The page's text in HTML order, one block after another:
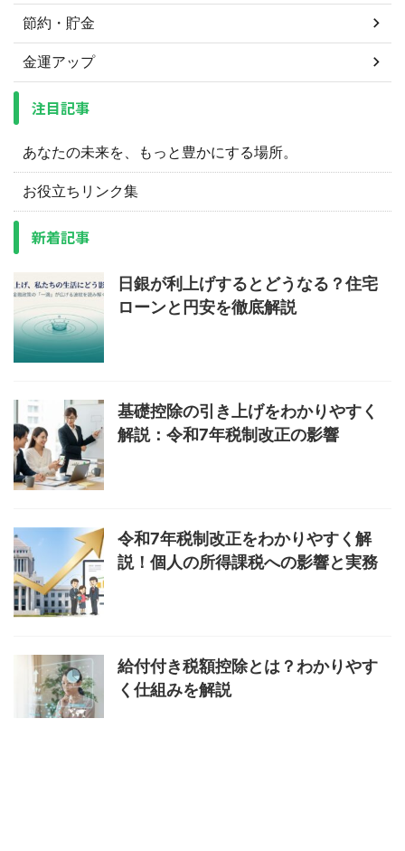
節約・貯金
金運アップ
注目記事
あなたの未来を、もっと豊かにする場所。
お役立ちリンク集
新着記事
日銀が利上げするとどうなる？住宅
ローンと円安を徹底解説
基礎控除の引き上げをわかりやすく
解説：令和7年税制改正の影響
令和7年税制改正をわかりやすく解
説！個人の所得課税への影響と実務
給付付き税額控除とは？わかりやす
く仕組みを解説